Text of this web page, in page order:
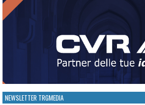
NEWSLETTER TRGMEDIA